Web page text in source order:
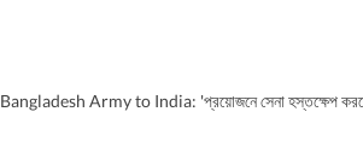
Bangladesh Army to India: 'প্রয়োজনে সেনা হস্তক্ষেপ করবে', এবার ভারতকে